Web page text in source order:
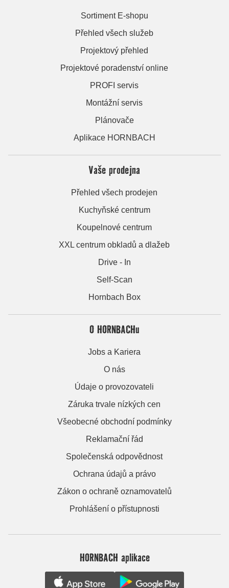
Sortiment E-shopu
Přehled všech služeb
Projektový přehled
Projektové poradenství online
PROFI servis
Montážní servis
Plánovače
Aplikace HORNBACH
Vaše prodejna
Přehled všech prodejen
Kuchyňské centrum
Koupelnové centrum
XXL centrum obkladů a dlažeb
Drive - In
Self-Scan
Hornbach Box
O HORNBACHu
Jobs a Kariera
O nás
Údaje o provozovateli
Záruka trvale nízkých cen
Všeobecné obchodní podmínky
Reklamační řád
Společenská odpovědnost
Ochrana údajů a právo
Zákon o ochraně oznamovatelů
Prohlášení o přístupnosti
HORNBACH aplikace